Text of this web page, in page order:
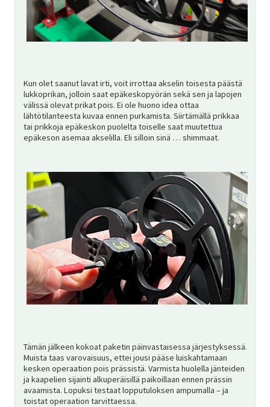
Kun olet saanut lavat irti, voit irrottaa akselin toisesta päästä
lukkoprikan, jolloin saat epäkeskopyörän sekä sen ja lapojen
välissä olevat prikat pois. Ei ole huono idea ottaa
lähtötilanteesta kuvaa ennen purkamista. Siirtämällä prikkaa
tai prikkoja epäkeskon puolelta toiselle saat muutettua
epäkeson asemaa akselilla. Eli silloin sinä … shimmaat.
Tämän jälkeen kokoat paketin päinvastaisessa järjestyksessä.
Muista taas varovaisuus, ettei jousi pääse luiskahtamaan
kesken operaation pois prässistä. Varmista huolella jänteiden
ja kaapelien sijainti alkuperäisillä paikoillaan ennen prässin
avaamista. Lopuksi testaat lopputuloksen ampumalla – ja
toistat operaation tarvittaessa.